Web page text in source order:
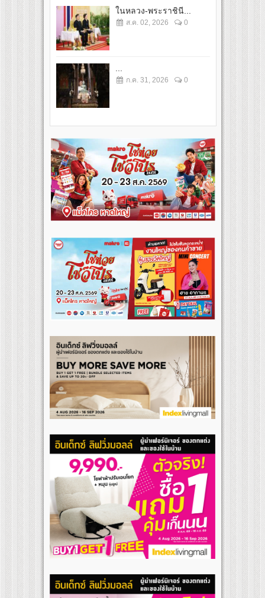
ในหลวง-พระราชินี...
ส.ค. 02, 2026 0
ก.ค. 31, 2026 0